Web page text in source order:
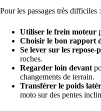
Pour les passages très difficiles :
Utiliser le frein moteur
Choisir le bon rapport
Se lever sur les repose-
roches.
Regarder loin devant
changements de terrain.
Transférer le poids
moto sur des pentes